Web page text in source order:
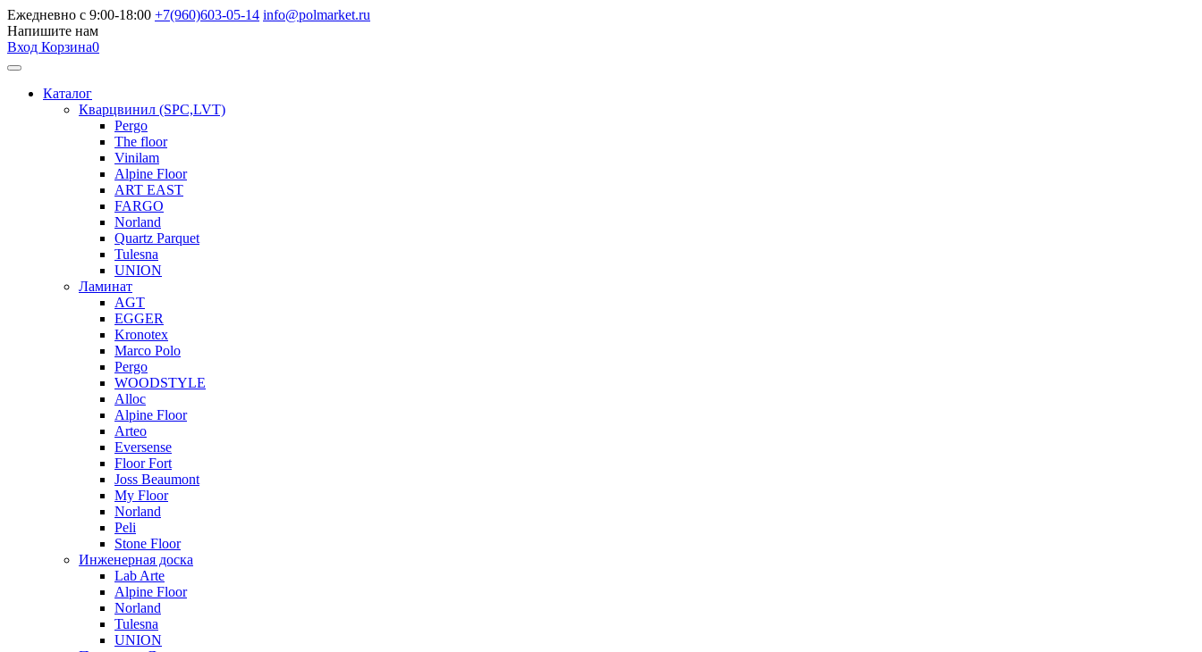
Ежедневно с 9:00-18:00 +7(960)603-05-14 info@polmarket.ru
Напишите нам
Вход Корзина0
Каталог
Кварцвинил (SPC,LVT)
Pergo
The floor
Vinilam
Alpine Floor
ART EAST
FARGO
Norland
Quartz Parquet
Tulesna
UNION
Ламинат
AGT
EGGER
Kronotex
Marco Polo
Pergo
WOODSTYLE
Alloc
Alpine Floor
Arteo
Eversense
Floor Fort
Joss Beaumont
My Floor
Norland
Peli
Stone Floor
Инженерная доска
Lab Arte
Alpine Floor
Norland
Tulesna
UNION